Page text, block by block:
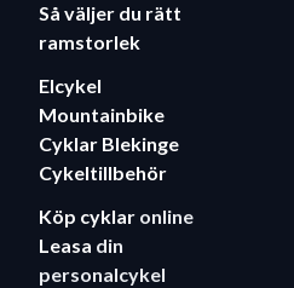
Så väljer du rätt
ramstorlek
Elcykel
Mountainbike
Cyklar Blekinge
Cykeltillbehör
Köp cyklar online
Leasa din
personalcykel